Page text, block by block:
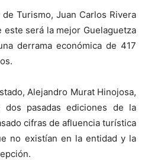
Turismo, Juan Carlos Rivera
este será la mejor Guelaguetza
derrama económica de 417
Alejandro Murat Hinojosa,
pasadas ediciones de la
cifras de afluencia turística
no existían en la entidad y la